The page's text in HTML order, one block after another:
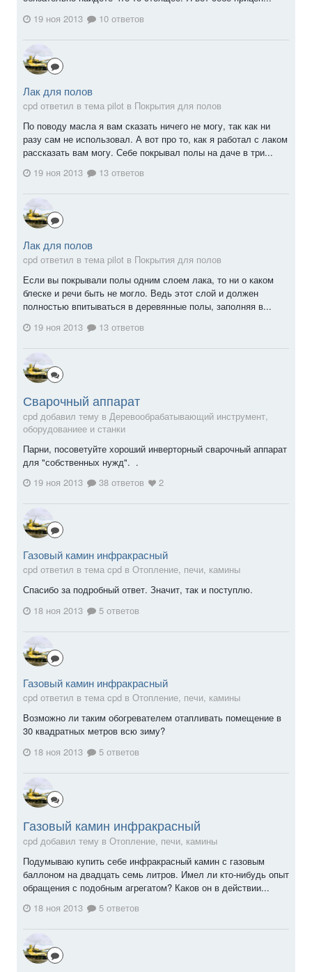
19 ноя 2013
10 ответов
Лак для полов
cpd ответил в тема pilot в Покрытия для полов
По поводу масла я вам сказать ничего не могу, так как ни
разу сам не использовал. А вот про то, как я работал с лаком
рассказать вам могу. Себе покрывал полы на даче в три...
19 ноя 2013
13 ответов
Лак для полов
cpd ответил в тема pilot в Покрытия для полов
Если вы покрывали полы одним слоем лака, то ни о каком
блеске и речи быть не могло. Ведь этот слой и должен
полностью впитываться в деревянные полы, заполняя в...
19 ноя 2013
13 ответов
Сварочный аппарат
cpd добавил тему в Деревообрабатывающий инструмент,
оборудованиее и станки
Парни, посоветуйте хороший инверторный сварочный аппарат
для "собственных нужд". .
19 ноя 2013
38 ответов 2
Газовый камин инфракрасный
cpd ответил в тема cpd в Отопление, печи, камины
Спасибо за подробный ответ. Значит, так и поступлю.
18 ноя 2013
5 ответов
Газовый камин инфракрасный
cpd ответил в тема cpd в Отопление, печи, камины
Возможно ли таким обогревателем отапливать помещение в
30 квадратных метров всю зиму?
18 ноя 2013
5 ответов
Газовый камин инфракрасный
cpd добавил тему в Отопление, печи, камины
Подумываю купить себе инфракрасный камин с газовым
баллоном на двадцать семь литров. Имел ли кто-нибудь опыт
обращения с подобным агрегатом? Каков он в действии...
18 ноя 2013
5 ответов